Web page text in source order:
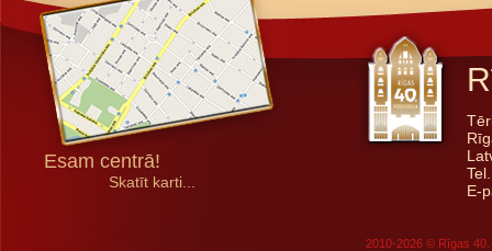
Esam centrā!
Skatīt karti...
E-
2010-2026 © Rīgas